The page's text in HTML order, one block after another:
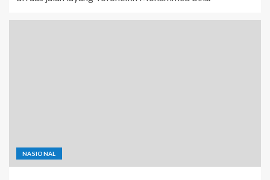
NASIONAL